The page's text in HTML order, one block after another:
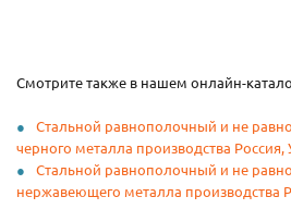
Смотрите также в нашем онлайн-
Стальной равнополочный и не
черного металла производства Россия,
Стальной равнополочный и не
нержавеющего металла производства